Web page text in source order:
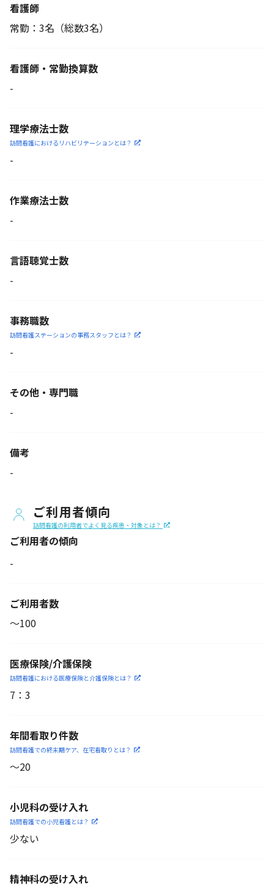
看護師
常勤：3名 （総数3名）
看護師・常勤換算数
-
理学療法士数
訪問看護におけるリハビリ テーションとは？
-
作業療法士数
-
言語聴覚士数
-
事務職数
訪問看護ステーションの事務スタッフとは？
-
その他・専門職
-
備考
-
ご利用者傾向
訪問看護の利用者でよく見る疾患・対象とは？
ご利用者の傾向
-
ご利用者数
〜100
医療保険/介護保険
訪問看護における医療保険と介護保険とは？
7 ： 3
年間看取り件数
訪問看護での終末期ケア、 在宅看取りとは？
〜20
小児科の受け入れ
訪問看護での小児看護とは？
少ない
精神科の受け入れ